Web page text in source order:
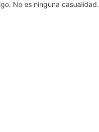
No es ninguna casualidad.